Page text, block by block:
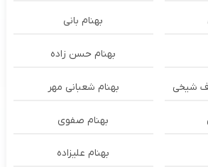
بهنام بانی
بهنام حسن زاده
شیخی بهنام شعبانی مهر
بهنام صفوی
بهنام علیزاده